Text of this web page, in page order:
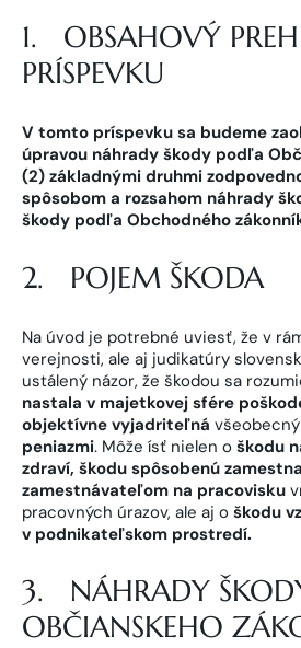
1. OBSAHOVÝ
PRÍSPEVKU
V tomto príspevku sa budeme
úpravou náhrady škody podľa
(2) základnými druhmi
spôsobom a rozsahom náhrady
škody podľa Obchodného
2. POJEM ŠKODA
Na úvod je potrebné uviesť, že v
verejnosti, ale aj judikatúry
ustálený názor, že škodou sa
nastala v majetkovej sfére
objektívne vyjadriteľná
peniazmi. Môže ísť nielen o škodu
zdraví, škodu spôsobenú
zamestnávateľom na pracovisku
pracovných úrazov, ale aj o škodu
v podnikateľskom prostredí.
3. NÁHRADY
OBČIANSKEHO